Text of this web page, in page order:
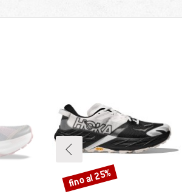
Sconto
fino al 25%